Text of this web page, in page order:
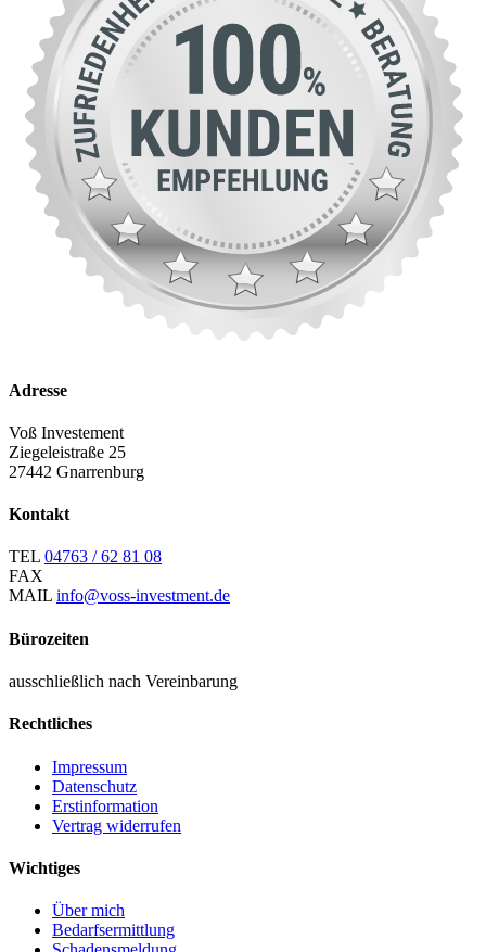
Adresse
Voß Investement
Ziegeleistraße 25
27442 Gnarrenburg
Kontakt
TEL 04763 / 62 81 08
FAX
MAIL info@voss-investment.de
Bürozeiten
ausschließlich nach Vereinbarung
Rechtliches
Impressum
Datenschutz
Erstinformation
Vertrag widerrufen
Wichtiges
Über mich
Bedarfsermittlung